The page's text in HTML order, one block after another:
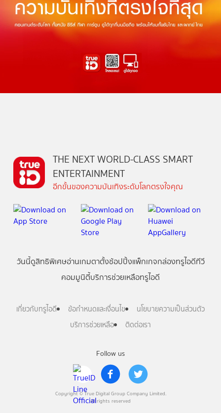
Follow us
Copyright © True Digital Group Company Limited.
All rights reserved
THE NEXT WORLD-CLASS SMART
ENTERTAINMENT
อีกขั้นของความบันเทิงระดับโลกตรงใจคุณ
วันนี้ดูสิทธิพิเศษอ่านเกมตาตั้งช้อปปิ้งแพ็กเกจกล่องทรูไอดีทีวี
คอมมูนิตี้บริการช่วยเหลือทรูไอดี
เกี่ยวกับทรูไอดี ข้อกำหนดและเงื่อนไข
นโยบายความเป็นส่วนตัว
บริการช่วยเหลือ
ติดต่อเรา